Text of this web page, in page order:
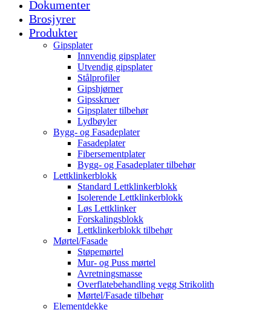
Dokumenter
Brosjyrer
Produkter
Gipsplater
Innvendig gipsplater
Utvendig gipsplater
Stålprofiler
Gipshjørner
Gipsskruer
Gipsplater tilbehør
Lydbøyler
Bygg- og Fasadeplater
Fasadeplater
Fibersementplater
Bygg- og Fasadeplater tilbehør
Lettklinkerblokk
Standard Lettklinkerblokk
Isolerende Lettklinkerblokk
Løs Lettklinker
Forskalingsblokk
Lettklinkerblokk tilbehør
Mørtel/Fasade
Støpemørtel
Mur- og Puss mørtel
Avretningsmasse
Overflatebehandling vegg Strikolith
Mørtel/Fasade tilbehør
Elementdekke